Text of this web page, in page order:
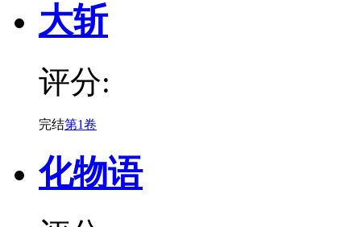
大斩
评分:
完结第1卷
化物语